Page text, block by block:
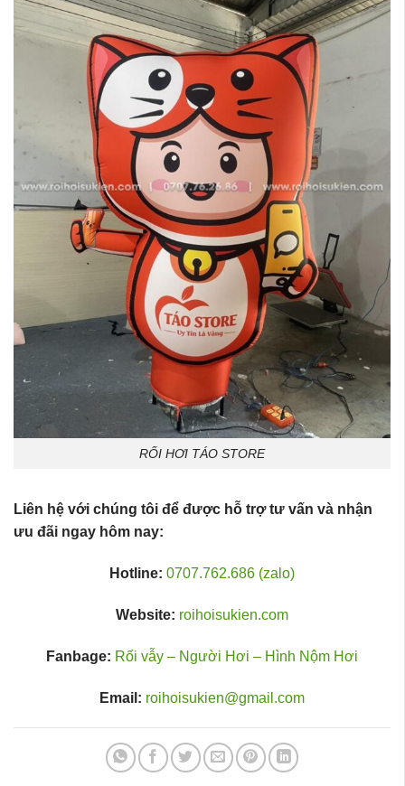
RỐI HƠI TÁO STORE
Liên hệ với chúng tôi để được hỗ trợ tư vấn và nhận
ưu đãi ngay hôm nay:
Hotline: 0707.762.686 (zalo)
Website: roihoisukien.com
Fanbage: Rối vẫy – Người Hơi – Hình Nộm Hơi
Email: roihoisukien@gmail.com